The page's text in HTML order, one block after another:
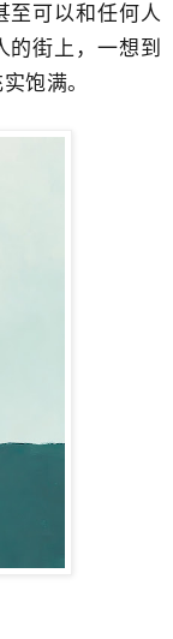
至可以和任何人
街上，一想到
饱满。​